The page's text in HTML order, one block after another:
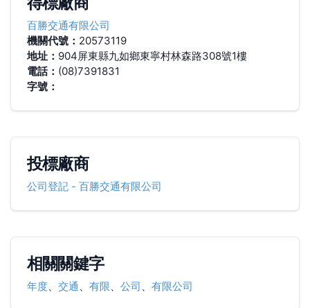
百勝交通有限公司
機關代號： 20573119
地址： 904屏東縣九如鄉東寧村林森路308號1樓
電話： (08)7391831
字號：
投標廠商
公司登記- 百勝交通有限公司
相關關鍵字
年度、 交通 、 有限、 公司 、 有限公司